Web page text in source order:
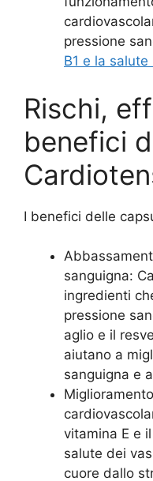
pressione
B1 e la
Rischi,
benefici
I benefici delle
sanguigna:
ingredienti
pressione
aglio e il
aiutano a
sanguigna e
vitamina E e
salute dei
cuore dallo